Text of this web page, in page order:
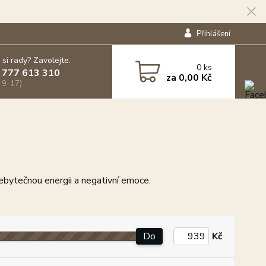
Přihlášení
rady? Zavolejte.
613 310
9-17)
0ks
za 0,00 Kč
energii a negativní emoce.
Do Kč